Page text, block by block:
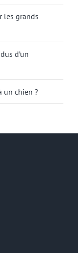
les grands
d’un
un chien ?